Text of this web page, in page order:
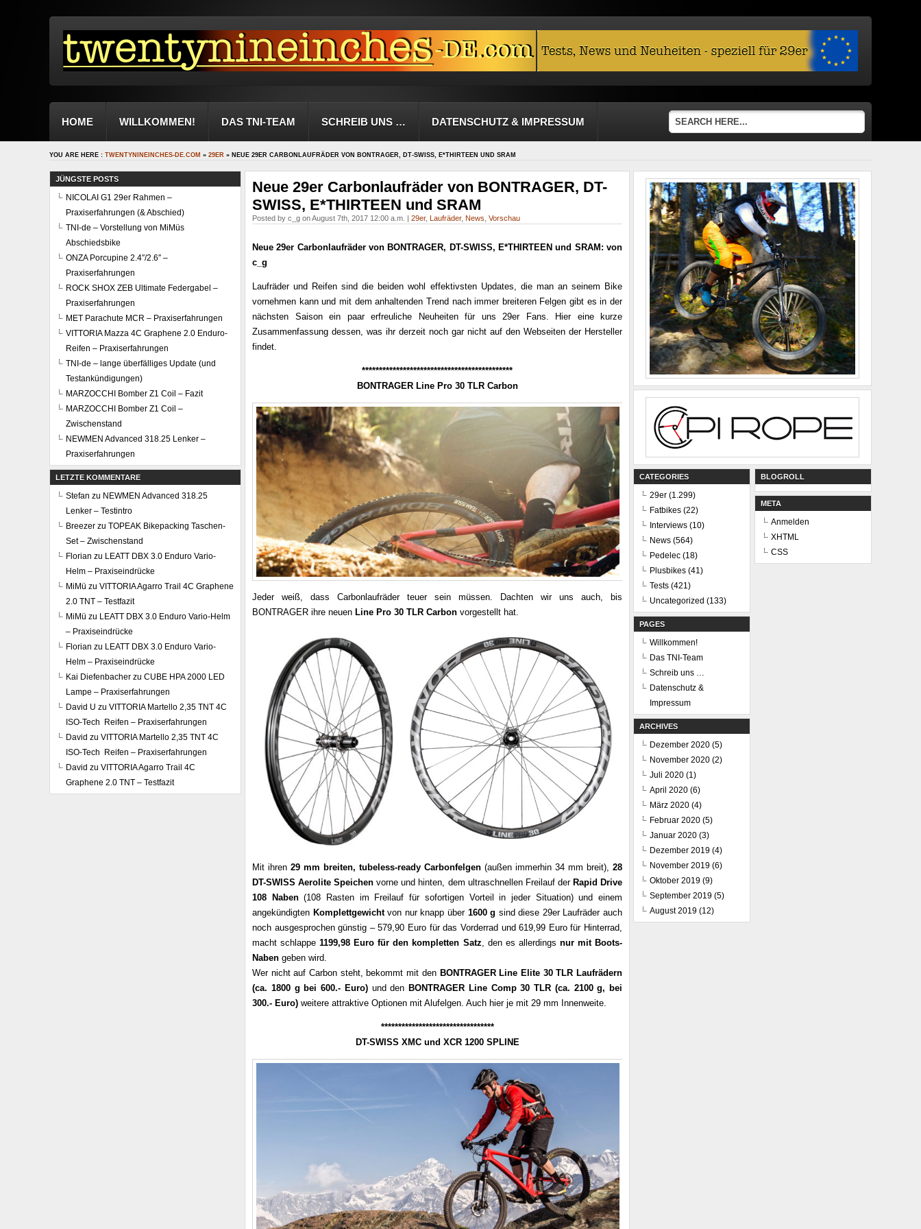
HOME WILLKOMMEN! DAS TNI-TEAM SCHREIB UNS … DATENSCHUTZ & IMPRESSUM
YOU ARE HERE : TWENTYNINEINCHES-DE.COM » 29ER » NEUE 29ER CARBONLAUFRÄDER VON BONTRAGER, DT-SWISS, E*THIRTEEN UND SRAM
JÜNGSTE POSTS
NICOLAI G1 29er Rahmen –
Praxiserfahrungen (& Abschied)
TNI-de – Vorstellung von MiMüs
Abschiedsbike
ONZA Porcupine 2.4″/2.6″ –
Praxiserfahrungen
ROCK SHOX ZEB Ultimate Federgabel –
Praxiserfahrungen
MET Parachute MCR – Praxiserfahrungen
VITTORIA Mazza 4C Graphene 2.0 Enduro-
Reifen – Praxiserfahrungen
TNI-de – lange überfälliges Update (und
Testankündigungen)
MARZOCCHI Bomber Z1 Coil – Fazit
MARZOCCHI Bomber Z1 Coil –
Zwischenstand
NEWMEN Advanced 318.25 Lenker –
Praxiserfahrungen
LETZTE KOMMENTARE
Stefan zu NEWMEN Advanced 318.25
Lenker – Testintro
Breezer zu TOPEAK Bikepacking Taschen-
Set – Zwischenstand
Florian zu LEATT DBX 3.0 Enduro Vario-
Helm – Praxiseindrücke
MiMü zu VITTORIA Agarro Trail 4C Graphene
2.0 TNT – Testfazit
MiMü zu LEATT DBX 3.0 Enduro Vario-Helm
– Praxiseindrücke
Florian zu LEATT DBX 3.0 Enduro Vario-
Helm – Praxiseindrücke
Kai Diefenbacher zu CUBE HPA 2000 LED
Lampe – Praxiserfahrungen
David U zu VITTORIA Martello 2,35 TNT 4C
ISO-Tech Reifen – Praxiserfahrungen
David zu VITTORIA Martello 2,35 TNT 4C
ISO-Tech Reifen – Praxiserfahrungen
David zu VITTORIA Agarro Trail 4C
Graphene 2.0 TNT – Testfazit
Neue 29er Carbonlaufräder von BONTRAGER, DT-
SWISS, E*THIRTEEN und SRAM
Posted by c_g on August 7th, 2017 12:00 a.m. | 29er, Laufräder, News Vorschau
Neue 29er Carbonlaufräder von BONTRAGER, DT-SWISS, E*THIRTEEN und SRAM: von
c_g
Laufräder und Reifen sind die beiden wohl effektivsten Updates, die man an seinem Bike
vornehmen kann und mit dem anhaltenden Trend nach immer breiteren Felgen gibt es in der
nächsten Saison ein paar erfreuliche Neuheiten für uns 29er Fans. Hier eine kurze
Zusammenfassung dessen, was ihr derzeit noch gar nicht auf den Webseiten der Hersteller
findet.
********************************************
BONTRAGER Line Pro 30 TLR Carbon
Jeder weiß, dass Carbonlaufräder teuer sein müssen. Dachten wir uns auch, bis
BONTRAGER ihre neuen Line Pro 30 TLR Carbon vorgestellt hat.
Mit ihren 29 mm breiten, tubeless-ready Carbonfelgen (außen immerhin 34 mm breit), 28
DT-SWISS Aerolite Speichen vorne und hinten, dem ultraschnellen Freilauf der Rapid Drive
108 Naben(108 Rasten im Freilauf für sofortigen Vorteil in jeder Situation) und einem
angekündigten Komplettgewichtvon nur knapp über 1600 g sind diese 29er Laufräder auch
noch ausgesprochen günstig – 579,90 Euro für das Vorderrad und 619,99 Euro für Hinterrad,
macht schlappe1199,98 Euro für den kompletten Satz, den es allerdings nur mit Boots-
Naben geben wird.
Wer nicht auf Carbon steht, bekommt mit den BONTRAGER Line Elite 30 TLR Laufrädern
(ca. 1800 g bei 600.- Euro)und den BONTRAGER Line Comp 30 TLR (ca. 2100 g, bei
300.- Euro) weitere attraktive Optionen mit Alufelgen. Auch hier je mit 29 mm Innenweite.
*********************************
DT-SWISS XMC und XCR 1200 SPLINE
CATEGORIES
29er (1.299)
Fatbikes (22)
Interviews (10)
News (564)
Pedelec (18)
Plusbikes (41)
Tests (421)
Uncategorized (133)
PAGES
Willkommen!
Das TNI-Team
Schreib uns …
Datenschutz &
Impressum
ARCHIVES
Dezember 2020 (5)
November 2020 (2)
Juli 2020 (1)
April 2020 (6)
März 2020 (4)
Februar 2020 (5)
Januar 2020 (3)
Dezember 2019 (4)
November 2019 (6)
Oktober 2019 (9)
September 2019 (5)
August 2019 (12)
BLOGROLL
META
Anmelden
XHTML
CSS